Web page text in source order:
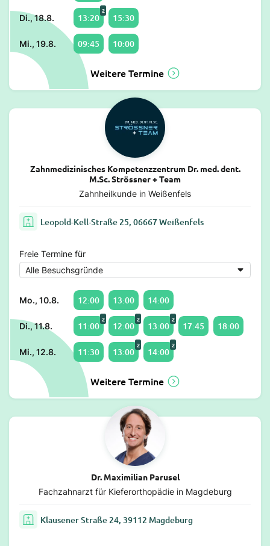
Di., 18.8. 13:20
2
15:30
Mi., 19.8. 09:45 10:00
Weitere Termine
Zahnmedizinisches Kompetenzzentrum Dr. med. dent.
M.Sc. Strössner + Team
Zahnheilkunde in Weißenfels
Leopold-Kell-Straße 25, 06667 Weißenfels
Freie Termine für
Mo., 10.8. 12:00 13:00 14:00
Di., 11.8. 11:00
2
12:00
2
13:00
2
17:45 18:00
Mi., 12.8. 11:30 13:00
2
14:00
2
Weitere Termine
Dr. Maximilian Parusel
Fachzahnarzt für Kieferorthopädie in Magdeburg
Klausener Straße 24, 39112 Magdeburg